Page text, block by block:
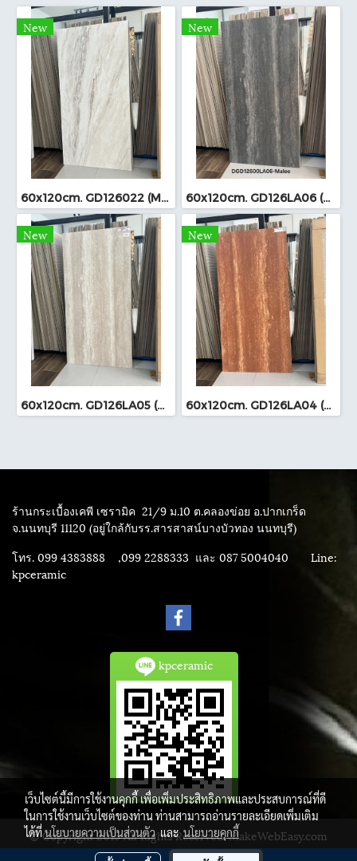
New
60x120cm. GD126022 (MO)
New
60x120cm. GD126LA06 (MO)
New
60x120cm. GD126LA05 (MO)
New
60x120cm. GD126LA04 (MO)
ร้านกระเบื้องเคพี เซรามิค 21/9 ม.10 ต.คลองข่อย อ.ปากเกร็ด
จ.นนทบุรี 11120 (อยู่ใกล้กับรร.สารสาสน์บางบัวทอง นนทบุรี)
โทร. 099 4383888 ,099 2288333 และ 087 5004040 Line:
kpceramic
kpceramic
© Copyright 2015 All Rights Reserved. MakeWebEasy.com
เว็บไซต์นี้มีการใช้งานคุกกี้ เพื่อเพิ่มประสิทธิภาพและประสบการณ์ที่ดี
ในการใช้งานเว็บไซต์ของท่าน ท่านสามารถอ่านรายละเอียดเพิ่มเติม
ได้ที่นโยบายความเป็นส่วนตัวและนโยบายคุกกี้